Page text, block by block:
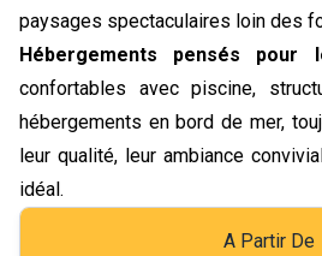
paysages spectaculaires loin des
Hébergements pensés pour
confortables avec piscine,
hébergements en bord de mer,
leur qualité, leur ambiance
idéal.
A Partir De